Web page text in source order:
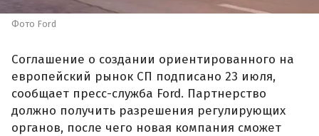
Фото Ford
Соглашение о создании ориентированного на
европейский рынок СП подписано 23 июля,
сообщает пресс-служба Ford. Партнерство
должно получить разрешения регулирующих
органов, после чего новая компания сможет